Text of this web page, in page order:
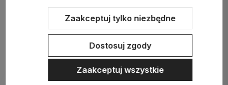
MOJE KONTO
INFORMACJE
Zaakceptuj tylko niezbędne
Dostosuj zgody
Zaakceptuj wszystkie